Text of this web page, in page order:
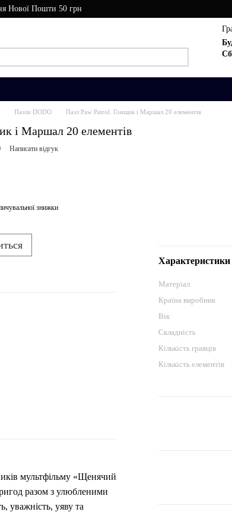
Нової Пошти 50 грн
Пазли DODO Пазл Paw Patrol. Гонщик і Маршал 20 елементів
і Маршал 20 елементів
Написати відгук
знижки
Характеристики
Матеріал
Країна виробник
Вік
Складність
Кількість гравців
Кількість елементів
мультфільму «Щенячий
разом з улюбленими
уважність, уяву та